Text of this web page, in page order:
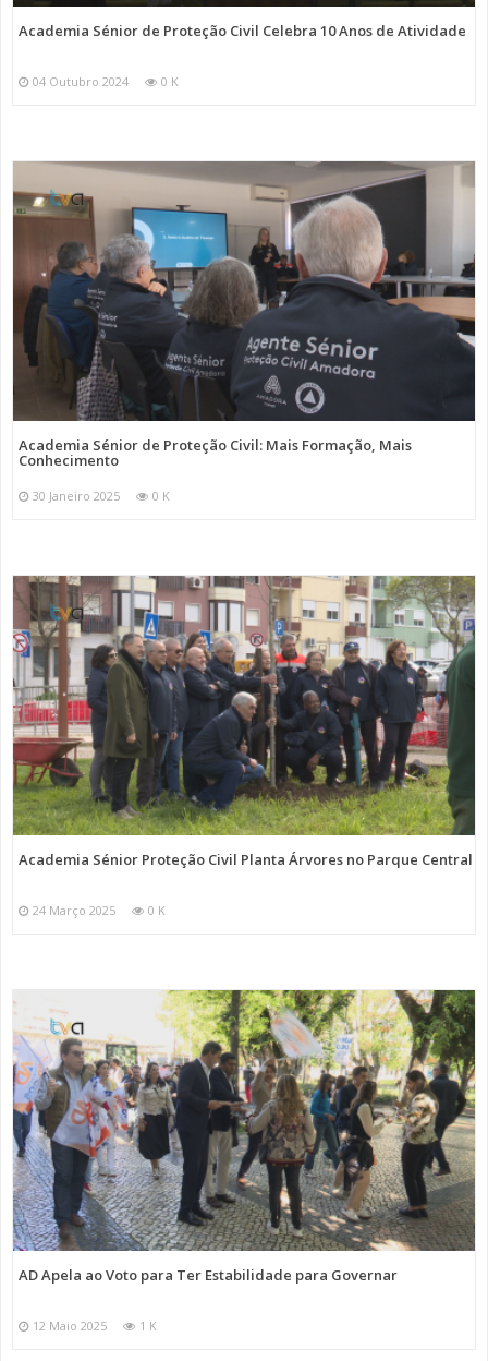
Academia Sénior de Proteção Civil Celebra 10 Anos de Atividade
04 Outubro 2024 0 K
Academia Sénior de Proteção Civil: Mais Formação, Mais
Conhecimento
30 Janeiro 2025 0 K
Academia Sénior Proteção Civil Planta Árvores no Parque Central
24 Março 2025 0 K
AD Apela ao Voto para Ter Estabilidade para Governar
12 Maio 2025 1 K